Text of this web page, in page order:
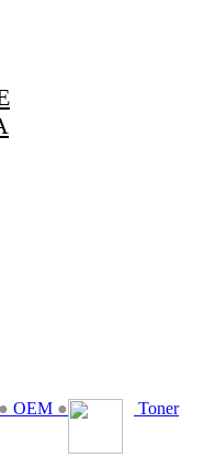
● OEM ● Toner